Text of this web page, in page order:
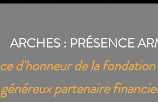
ARCHES : PRÉSENCE
d'honneur de la
généreux partenaire